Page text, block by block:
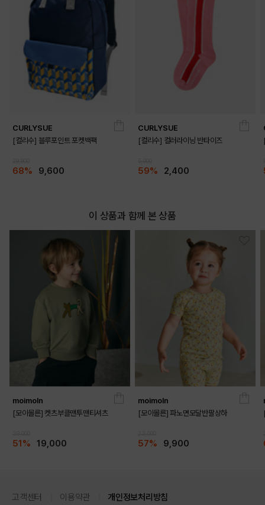
CURLYSUE
[컬리수] 블루포인트 포켓백팩
68% 9,600
CURLYSUE
[컬리수] 컬러라이닝 반타이즈
59% 2,400
이 상품과 함께 본 상품
moimoln
[모이몰른] 켓츠부클맨투맨티셔츠
51% 19,000
moimoln
[모이몰른] 파노면모달반팔상하
57% 9,900
고객센터 이용약관 개인정보처리방침